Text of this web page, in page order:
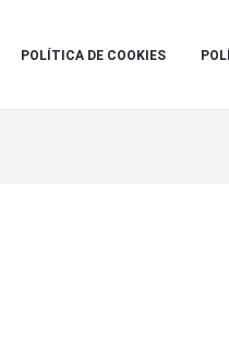
POLÍTICA DE COOKIES